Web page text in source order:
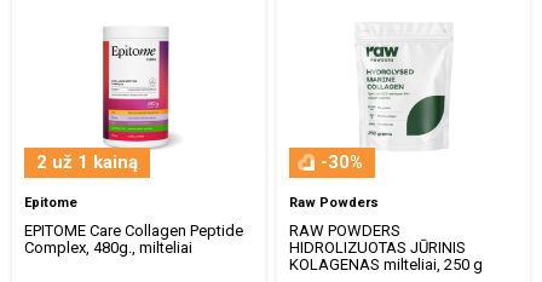
2 už 1 kainą
Epitome
EPITOME Care Collagen Peptide
Complex, 480g., milteliai
-30%
Raw Powders
RAW POWDERS
HIDROLIZUOTAS JŪRINIS
KOLAGENAS milteliai, 250 g